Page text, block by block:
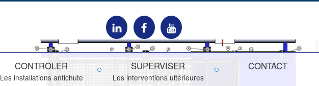
DAVOC
sur
LinkedIn
DAVOC
sur
Facebook
DAVOC
sur
YouTube
CONTROLER
Les installations antichute
SUPERVISER
Les interventions ultérieures
CONTACT